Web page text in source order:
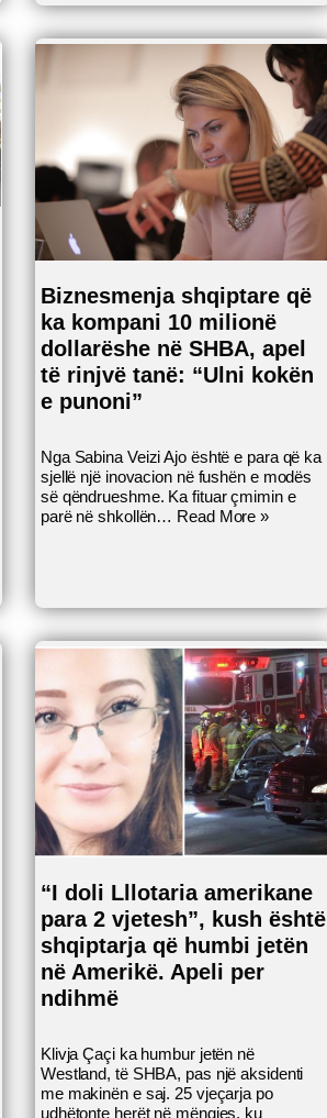
Biznesmenja shqiptare që
ka kompani 10 milionë
dollarëshe në SHBA, apel
të rinjvë tanë: “Ulni kokën
e punoni”
Nga Sabina Veizi Ajo është e para që ka
sjellë një inovacion në fushën e modës
së qëndrueshme. Ka fituar çmimin e
parë në shkollën… Read More »
“I doli Lllotaria amerikane
para 2 vjetesh”, kush është
shqiptarja që humbi jetën
në Amerikë. Apeli per
ndihmë
Klivja Çaçi ka humbur jetën në
Westland, të SHBA, pas një aksidenti
me makinën e saj. 25 vjeçarja po
udhëtonte herët në mëngjes, ku